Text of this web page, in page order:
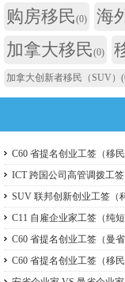
购房移民(0) 海
加拿大移民(0)
加拿大创新者移民（SUV）
C60 省提名创业工签（移
ICT 跨国高管工签比较
ICT 跨国公司高管调拨工
SUV 联邦创新创业工签（
C11 自雇企业家工签（纯
C60 省提名创业工签（曼
点）
C60 省提名创业工签（移